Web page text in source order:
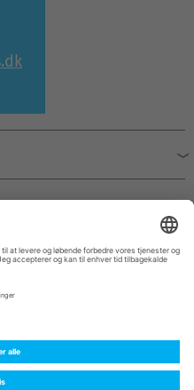
Kontakt